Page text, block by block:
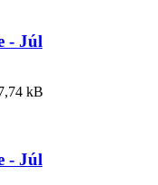
- Júl
kB
- Júl